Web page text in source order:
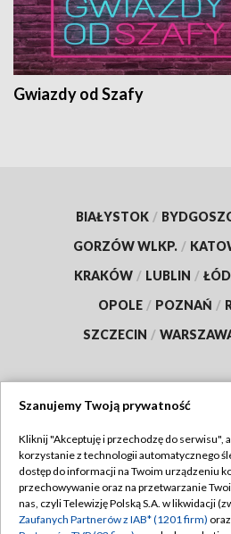
Gwiazdy od Szafy
BIAŁYSTOK /
GORZÓW WLKP. /
KRAKÓW / LUBLIN /
OPOLE / POZNAŃ /
SZCZECIN /
TVP
Abonament TVP
Emisja w TVP
Regulamin
Polityka
Szanujemy Twoją prywatność
Kliknij "Akceptuję i przechodzę do serwisu",
korzystanie z technologii automatycznego
dostęp do informacji na Twoim urządzeniu
przechowywanie oraz na przetwarzanie
nas, czyli Telewizję Polską S.A. w likwidacji
Zaufanych Partnerów z IAB* (1201 firm)